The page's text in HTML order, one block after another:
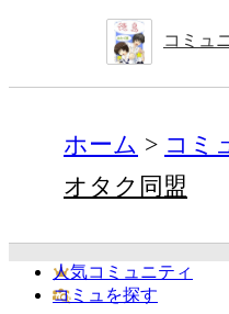
コミュ
ホーム コミ
オタク同盟
人気コミュニティ
コミュを探す